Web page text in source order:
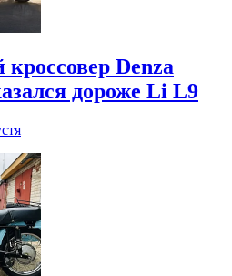
Denza
дороже Li L9